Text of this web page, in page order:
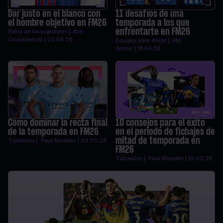
Dar justo en el blanco con
el hombre objetivo en FM26
Roles de los jugadores | Ihor
Crusadertsar | 20.04.26
11 desafíos de una
temporada a los que
enfrentarte en FM26
Equipos para dirigir | FM
Admin | 16.04.26
Cómo dominar la recta final
de la temporada en FM26
Tutoriales | Paul Madden | 30.03.26
10 consejos para el éxito
en el periodo de fichajes de
mitad de temporada en
FM26
Tutoriales | Paul Madden | 19.03.26